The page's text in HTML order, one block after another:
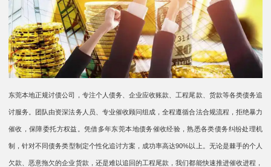
东莞本地正规讨债公司，专注个人债务、企业应收账款、工程尾款、货款等各类债务追
讨服务。团队由资深法务人员、专业催收顾问组成，全程遵循合法合规流程，拒绝暴力
催收，保障委托方权益。凭借多年东莞本地债务催收经验，熟悉各类债务纠纷处理机
制，针对不同债务类型制定个性化追讨方案，成功率高达90%以上。无论是棘手的个人
欠款、恶意拖欠的企业货款，还是难以追回的工程尾款，我们都能快速推进催收进程，